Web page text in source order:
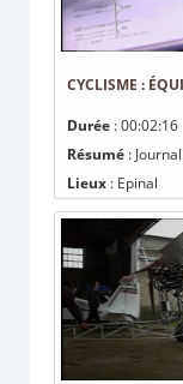
CYCLISME :
Durée : 00:02:16
Résumé :
Lieux : Epinal